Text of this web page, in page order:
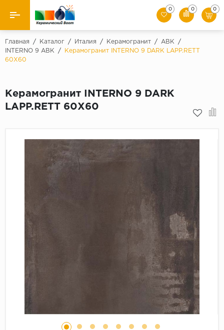
Назад
Производители
Керамогранит
Искусственный камень
0 0 0
Главная / Каталог / Италия / Керамогранит / ABK
/
INTERNO 9 ABK
/
Керамогранит INTERNO 9 DARK LAPP.RETT
60X60
Керамогранит INTERNO 9 DARK
LAPP.RETT 60X60